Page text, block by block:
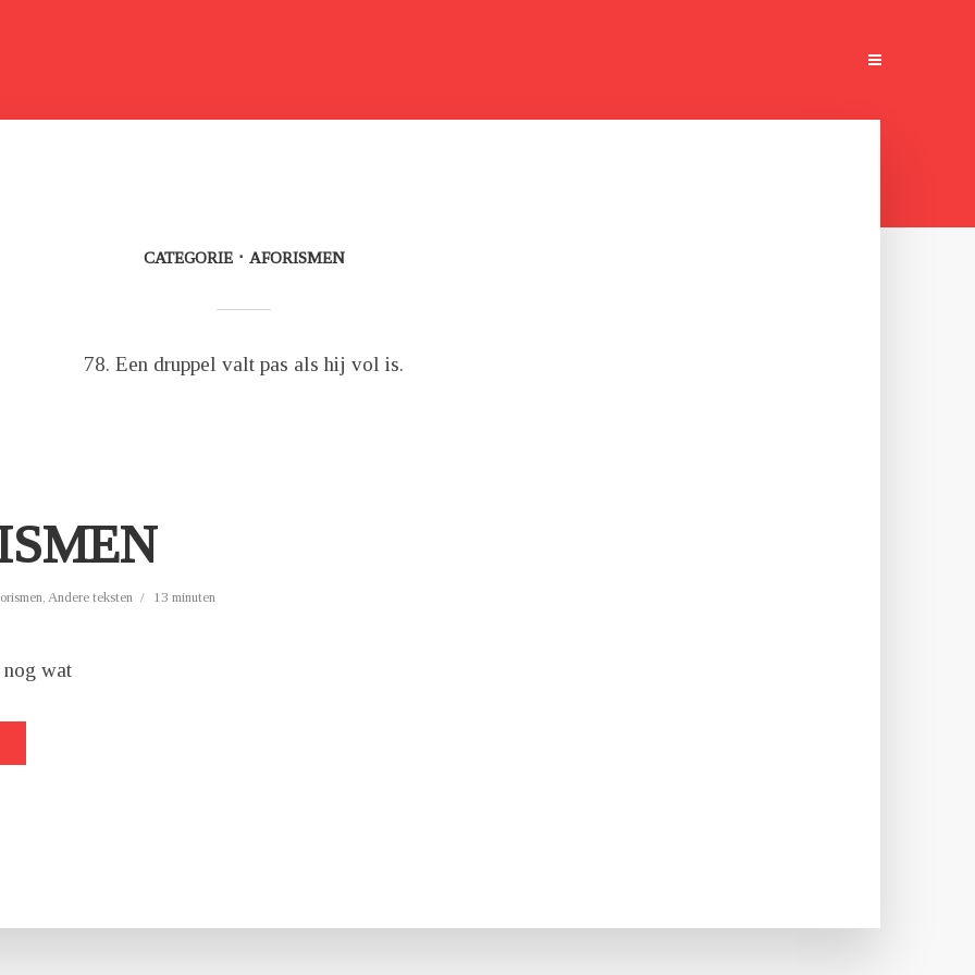
CATEGORIE AFORISMEN
78. Een druppel valt pas als hij vol is.
, Andere teksten 13 minuten
wat